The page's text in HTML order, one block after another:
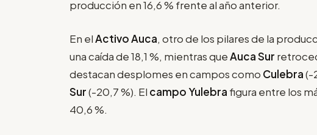
producción en 16,6 % frente al año anterior.
En elActivo Auca, otro de los pilares de la
una caída de 18,1 %, mientras queAuca Sur
destacan desplomes en campos como Culebra(-
Sur(-20,7 %). El campo Yulebra figura entre los
40,6 %.